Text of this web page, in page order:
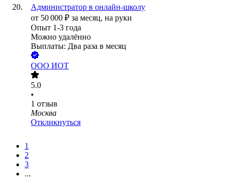
Администратор в онлайн-школу
от 50 000 ₽ за месяц, на руки
Опыт 1-3 года
Можно удалённо
Выплаты: Два раза в месяц
ООО ИОТ
5.0
•
1 отзыв
Москва
Откликнуться
1
2
3
...